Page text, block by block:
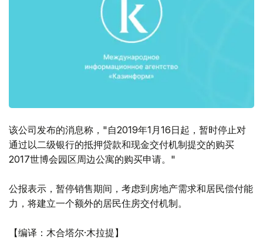
该公司发布的消息称，"自2019年1月16日起，暂时停止对
通过以二级银行的抵押贷款和现金交付机制提交的购买
2017世博会园区周边公寓的购买申请。"
公报表示，暂停销售期间，考虑到房地产需求和居民偿付能
力，将建立一个额外的居民住房交付机制。
【编译：木合塔尔·木拉提】